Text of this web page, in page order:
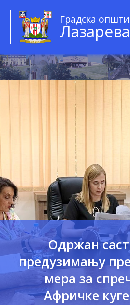
Градска
Одржан
предузимању
мера за
Афричке